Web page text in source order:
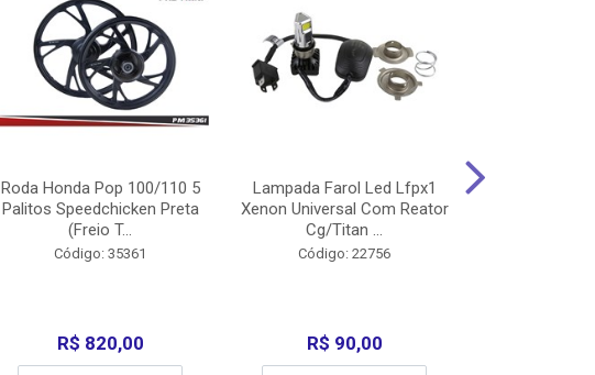
Roda Honda Pop 100/110 5
Palitos Speedchicken Preta
(Freio T...
Código: 35361
R$ 820,00
Lampada Farol Led Lfpx1
Xenon Universal Com Reator
Cg/Titan ...
Código: 22756
R$ 90,00